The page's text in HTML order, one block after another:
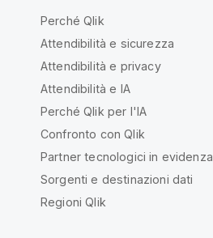
Perché Qlik
Attendibilità e sicurezza
Attendibilità e privacy
Attendibilità e IA
Perché Qlik per l'IA
Confronto con Qlik
Partner tecnologici in evidenza
Sorgenti e destinazioni dati
Regioni Qlik